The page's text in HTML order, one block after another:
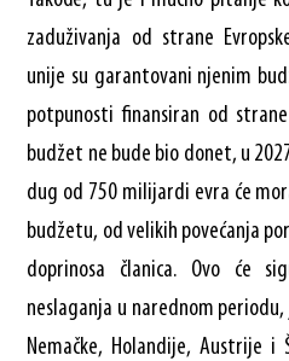
zaduživanja od strane
unije su garantovani njenim
potpunosti finansiran od
budžet ne bude bio donet, u
dug od 750 milijardi evra će
budžetu, od velikih povećanja
doprinosa članica. Ovo će
neslaganja u narednom
Nemačke, Holandije, Austrije i